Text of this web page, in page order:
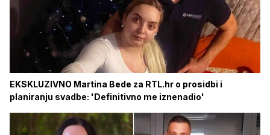
EKSKLUZIVNO Martina Bede za RTL.hr o prosidbi i
planiranju svadbe: 'Definitivno me iznenadio'